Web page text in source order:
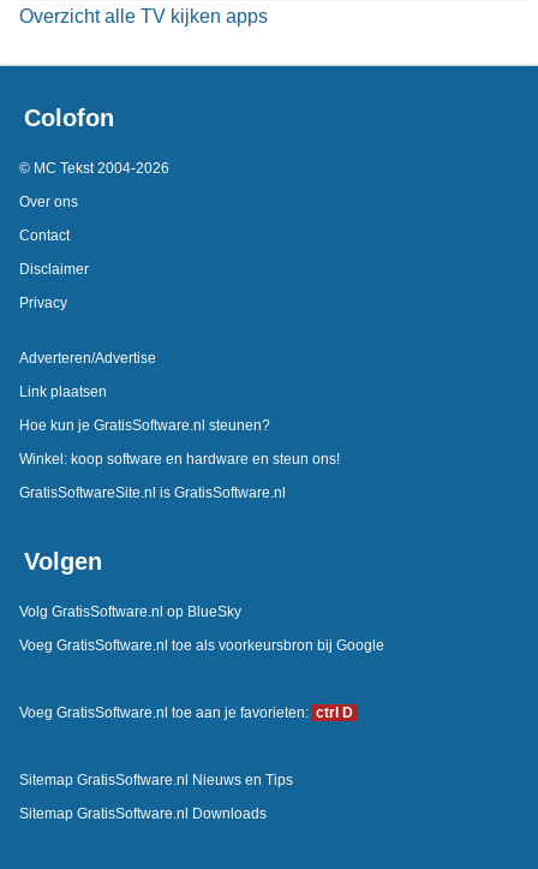
Overzicht alle TV kijken apps
Colofon
© MC Tekst 2004-2026
Over ons
Contact
Disclaimer
Privacy
Adverteren/Advertise
Link plaatsen
Hoe kun je GratisSoftware.nl steunen?
Winkel: koop software en hardware en steun ons!
GratisSoftwareSite.nl is GratisSoftware.nl
Volgen
Volg GratisSoftware.nl op BlueSky
Voeg GratisSoftware.nl toe als voorkeursbron bij Google
Voeg GratisSoftware.nl toe aan je favorieten: ctrl D
Sitemap GratisSoftware.nl Nieuws en Tips
Sitemap GratisSoftware.nl Downloads